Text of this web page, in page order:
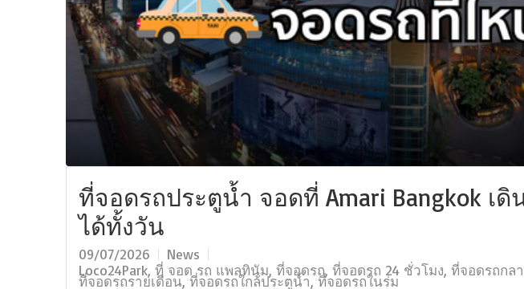
ที่จอดรถประตูน้ำ จอดที่ Amari Bangkok เดิ
ได้ทั้งวัน
09/07/2026
News
Loco24Park, ที่ จอด รถ แพลทินัม, ที่จอดรถ, ที่จอดรถ 24 ชั่วโมง, ที่จอดรถกล
ที่จอดรถรายเดือน,ที่จอดรถใกล้ประตูน้ำ,ที่จอดรถในร่ม